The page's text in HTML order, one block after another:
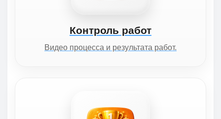
Контроль работ
Видео процесса и результата работ.